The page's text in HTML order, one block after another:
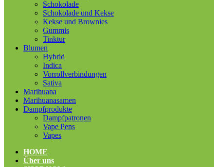
Schokolade
Schokolade und Kekse
Kekse und Brownies
Gummis
Tinktur
Blumen
Hybrid
Indica
Vorrollverbindungen
Sativa
Marihuana
Marihuanasamen
Dampfprodukte
Dampfpatronen
Vape Pens
Vapes
HOME
Über uns